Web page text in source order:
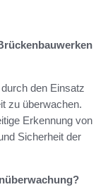
den Einsatz
zu überwachen.
Erkennung von
Sicherheit der